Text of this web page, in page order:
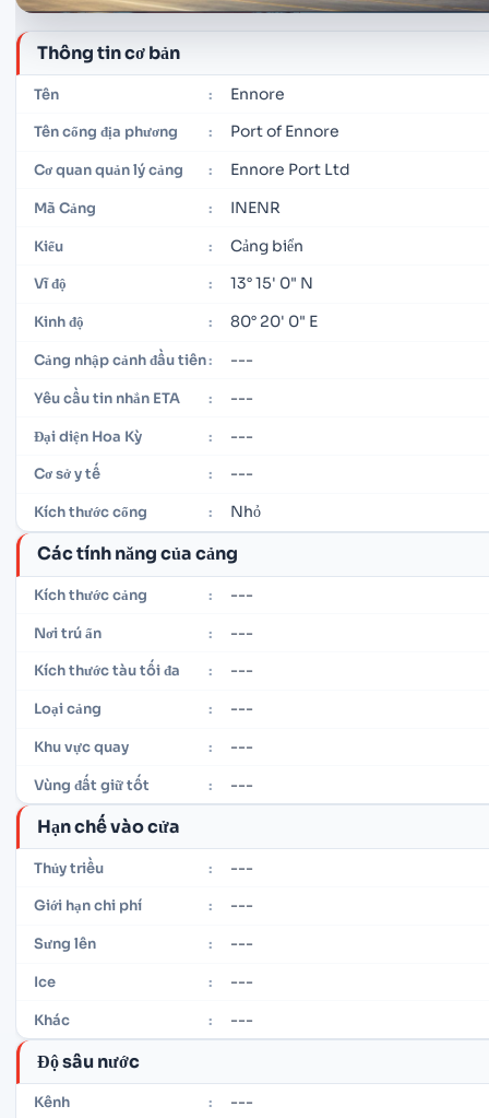
Thông tin cơ bản
Tên : Ennore
Tên cổng địa phương : Port of Ennore
Cơ quan quản lý cảng : Ennore Port Ltd
Mã Cảng : INENR
Kiểu : Cảng biển
Vĩ độ : 13° 15' 0" N
Kinh độ : 80° 20' 0" E
Cảng nhập cảnh đầu tiên: ---
Yêu cầu tin nhắn ETA : ---
Đại diện Hoa Kỳ : ---
Cơ sở y tế : ---
Kích thước cổng : Nhỏ
Các tính năng của cảng
Kích thước cảng : ---
Nơi trú ẩn : ---
Kích thước tàu tối đa : ---
Loại cảng : ---
Khu vực quay : ---
Vùng đất giữ tốt : ---
Hạn chế vào cửa
Thủy triều : ---
Giới hạn chi phí : ---
Sưng lên : ---
Ice : ---
Khác : ---
Độ sâu nước
Kênh : ---